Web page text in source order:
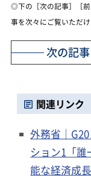
◎下の［次の記事］［
事を次々にご覧いただけ
次の記事
関連リンク
外務省｜
ション1「
能な経済成